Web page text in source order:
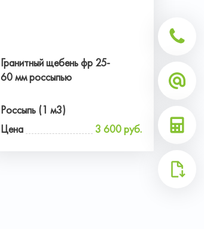
Гранитный щебень фр 25-
60 мм россыпью
Россыпь (1 м3)
Цена
3 600 руб.